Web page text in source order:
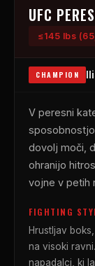
UFC
≤145 lbs
CHAMPION
V peresni
sposobnostjo
dovolj moči,
ohranijo
vojne v petih
FIGHTING
Hrustljav
na visoki
napadalci, ki